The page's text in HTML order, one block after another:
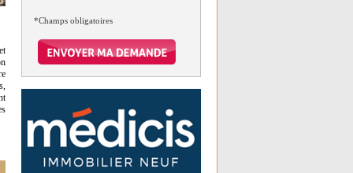
*Champs obligatoires